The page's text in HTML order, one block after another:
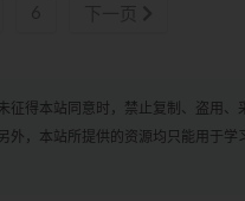
得本站同意时，禁止复制、盗用、
，本站所提供的资源均只能用于学